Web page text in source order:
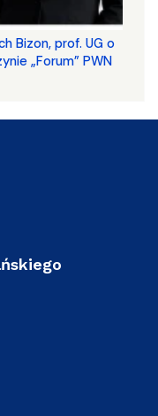
Bizon, prof. UG o
„Forum” PWN